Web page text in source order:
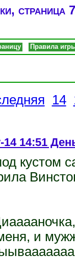
страница 7
Правила
14
14:51
кустом
и